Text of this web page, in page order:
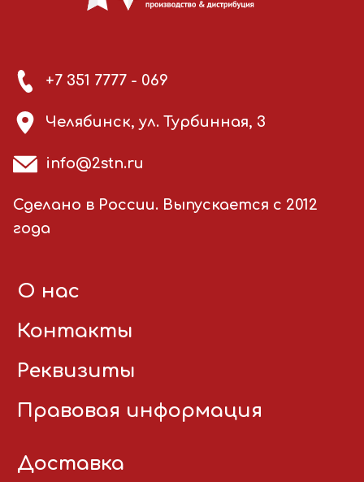
+7 351 7777 - 069
Челябинск, ул. Турбинная, 3
info@2stn.ru
Сделано в России. Выпускается с 2012
года
О нас
Контакты
Реквизиты
Правовая информация
Доставка